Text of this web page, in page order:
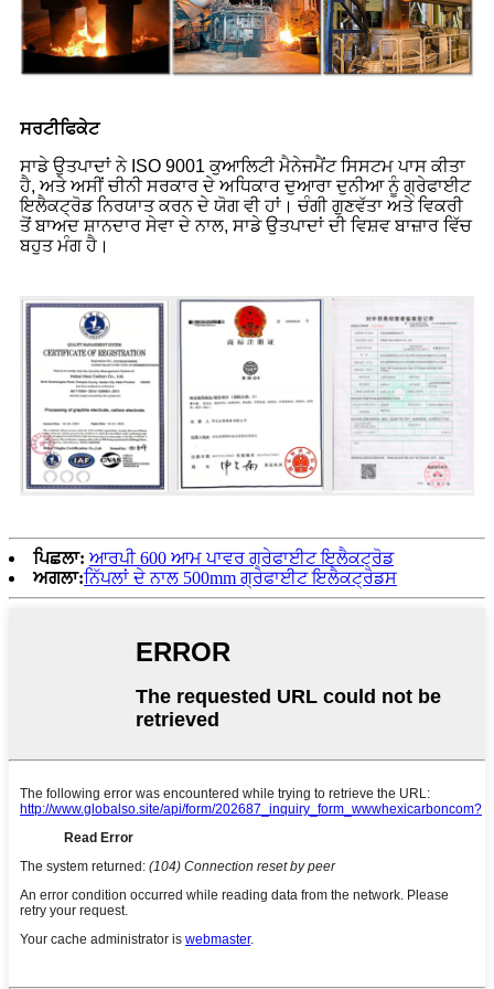
ਸਰਟੀਫਿਕੇਟ
ਸਾਡੇ ਉਤਪਾਦਾਂ ਨੇ ISO 9001 ਕੁਆਲਿਟੀ ਮੈਨੇਜਮੈਂਟ ਸਿਸਟਮ ਪਾਸ ਕੀਤਾ
ਹੈ, ਅਤੇ ਅਸੀਂ ਚੀਨੀ ਸਰਕਾਰ ਦੇ ਅਧਿਕਾਰ ਦੁਆਰਾ ਦੁਨੀਆ ਨੂੰ ਗ੍ਰੇਫਾਈਟ
ਇਲੈਕਟ੍ਰੋਡ ਨਿਰਯਾਤ ਕਰਨ ਦੇ ਯੋਗ ਵੀ ਹਾਂ। ਚੰਗੀ ਗੁਣਵੱਤਾ ਅਤੇ ਵਿਕਰੀ
ਤੋਂ ਬਾਅਦ ਸ਼ਾਨਦਾਰ ਸੇਵਾ ਦੇ ਨਾਲ, ਸਾਡੇ ਉਤਪਾਦਾਂ ਦੀ ਵਿਸ਼ਵ ਬਾਜ਼ਾਰ ਵਿੱਚ
ਬਹੁਤ ਮੰਗ ਹੈ।
ਪਿਛਲਾ: ਆਰਪੀ 600 ਆਮ ਪਾਵਰ ਗ੍ਰੇਫਾਈਟ ਇਲੈਕਟ੍ਰੋਡ
ਅਗਲਾ:ਨਿੱਪਲਾਂ ਦੇ ਨਾਲ 500mm ਗ੍ਰੇਫਾਈਟ ਇਲੈਕਟ੍ਰੋਡਸ